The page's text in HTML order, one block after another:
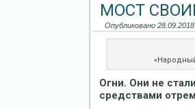
МОСТ
Опубликовано 28.09.2018
Огни. Они не
средствами